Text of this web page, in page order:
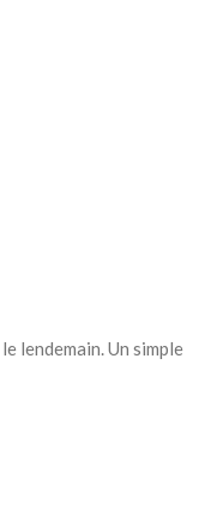
lendemain. Un simple